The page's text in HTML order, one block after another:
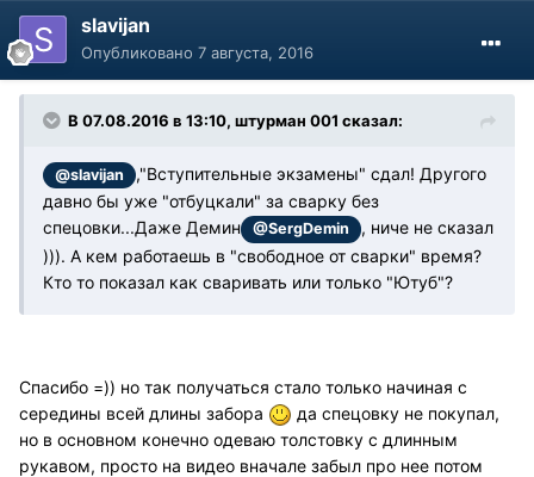
slavijan
Опубликовано 7 августа, 2016
В 07.08.2016 в 13:10, штурман 001 сказал:
@slavijan
,"Вступительные экзамены" сдал! Другого
давно бы уже "отбуцкали" за сварку без
спецовки...Даже Демин
@SergDemin
, ниче не сказал
))). А кем работаешь в "свободное от сварки" время?
Кто то показал как сваривать или только "Ютуб"?
Спасибо =)) но так получаться стало только начиная с
середины всей длины забора
да спецовку не покупал,
но в основном конечно одеваю толстовку с длинным
рукавом, просто на видео вначале забыл про нее потом